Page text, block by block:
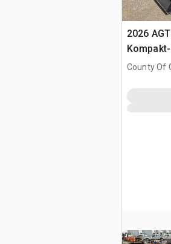
2026
(Unused)
County Of